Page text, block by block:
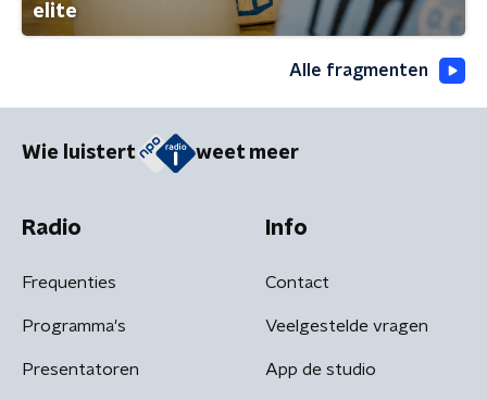
elite
Alle fragmenten
Wie luistert weet meer
Radio
Frequenties
Programma's
Presentatoren
Info
Contact
Veelgestelde vragen
App de studio